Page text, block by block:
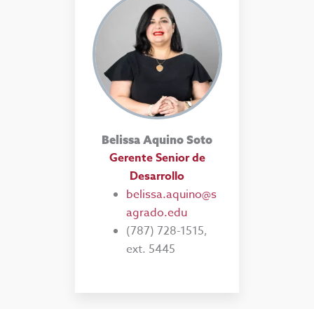
Belissa Aquino Soto
Gerente Senior de
Desarrollo
belissa.aquino@s
agrado.edu
(787) 728-1515,
ext. 5445